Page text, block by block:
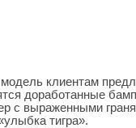
клиентам
доработанные
с выраженными
тигра».